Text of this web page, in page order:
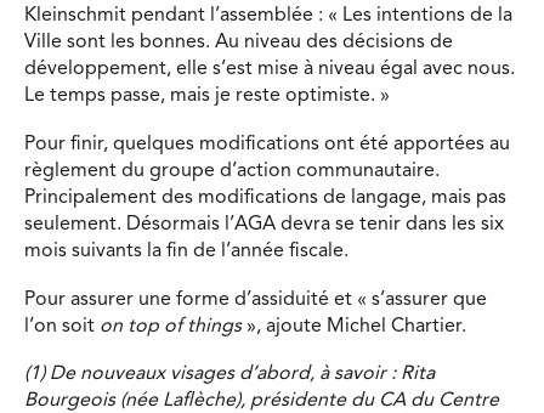
Kleinschmit pendant l’assemblée : « Les intentions de la
Ville sont les bonnes. Au niveau des décisions de
développement, elle s’est mise à niveau égal avec nous.
Le temps passe, mais je reste optimiste. »
Pour finir, quelques modifications ont été apportées au
règlement du groupe d’action communautaire.
Principalement des modifications de langage, mais pas
seulement. Désormais l’AGA devra se tenir dans les six
mois suivants la fin de l’année fiscale.
Pour assurer une forme d’assiduité et « s’assurer que
l’on soit on top of things », ajoute Michel Chartier.
(1) De nouveaux visages d’abord, à savoir : Rita
Bourgeois (née Laflèche), présidente du CA du Centre